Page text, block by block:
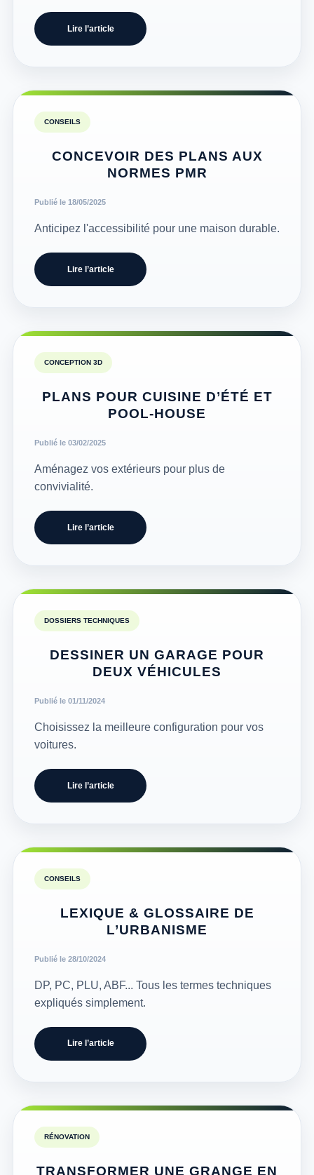
Lire l’article
CONSEILS
CONCEVOIR DES PLANS AUX
NORMES PMR
Publié le 18/05/2025
Anticipez l'accessibilité pour une maison durable.
Lire l’article
CONCEPTION 3D
PLANS POUR CUISINE D’ÉTÉ ET
POOL-HOUSE
Publié le 03/02/2025
Aménagez vos extérieurs pour plus de
convivialité.
Lire l’article
DOSSIERS TECHNIQUES
DESSINER UN GARAGE POUR
DEUX VÉHICULES
Publié le 01/11/2024
Choisissez la meilleure configuration pour vos
voitures.
Lire l’article
CONSEILS
LEXIQUE & GLOSSAIRE DE
L’URBANISME
Publié le 28/10/2024
DP, PC, PLU, ABF... Tous les termes techniques
expliqués simplement.
Lire l’article
RÉNOVATION
TRANSFORMER UNE GRANGE EN